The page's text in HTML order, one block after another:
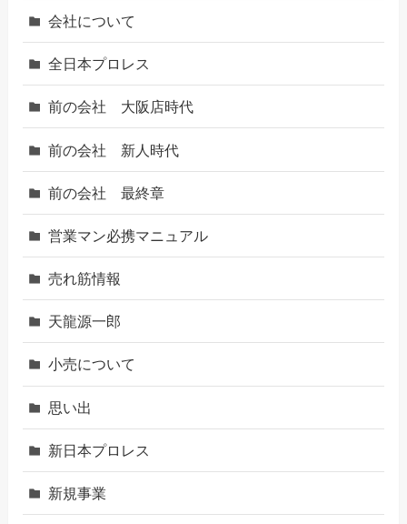
会社について
全日本プロレス
前の会社 大阪店時代
前の会社 新人時代
前の会社 最終章
営業マン必携マニュアル
売れ筋情報
天龍源一郎
小売について
思い出
新日本プロレス
新規事業